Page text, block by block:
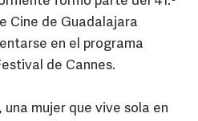
Cine de Guadalajara
en el programa
de Cannes.
mujer que vive sola en